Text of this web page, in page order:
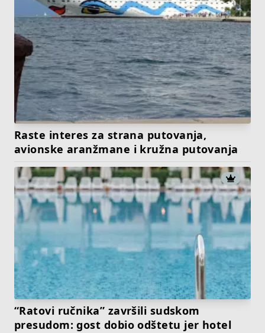
Raste interes za strana putovanja,
avionske aranžmane i kružna putovanja
“Ratovi ručnika” završili sudskom
presudom: gost dobio odštetu jer hotel